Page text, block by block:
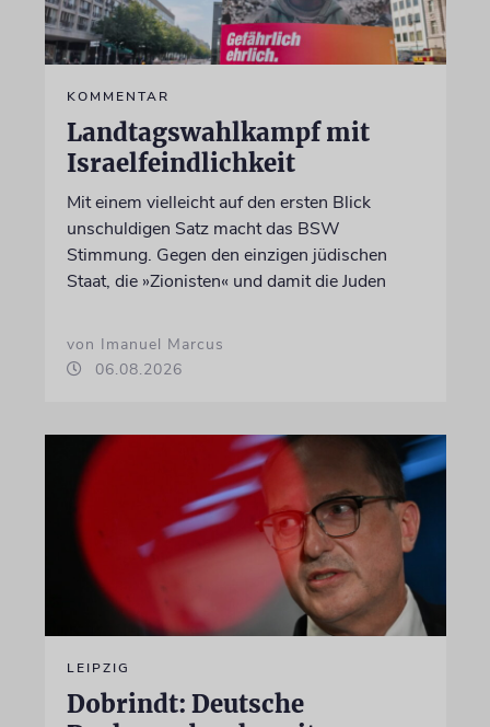
KOMMENTAR
Landtagswahlkampf mit
Israelfeindlichkeit
Mit einem vielleicht auf den ersten Blick
unschuldigen Satz macht das BSW
Stimmung. Gegen den einzigen jüdischen
Staat, die »Zionisten« und damit die Juden
von Imanuel Marcus
06.08.2026
LEIPZIG
Dobrindt: Deutsche